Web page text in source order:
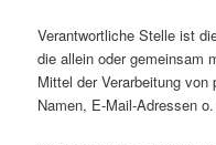
Verantwortliche Stelle ist
die allein oder gemeinsam
Mittel der Verarbeitung von
Namen, E-Mail-Adressen